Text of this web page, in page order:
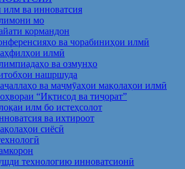
ва инноватсия
мо
кормандон
ва чорабиниҳои илмӣ
илмӣ
ва озмунҳо
нашршуда
ва маҷмӯаҳои мақолаҳои илмӣ
“Иқтисод ва тиҷорат”
илм бо истеҳсолот
ва ихтироот
сиёсӣ
технологию инноватсионӣ